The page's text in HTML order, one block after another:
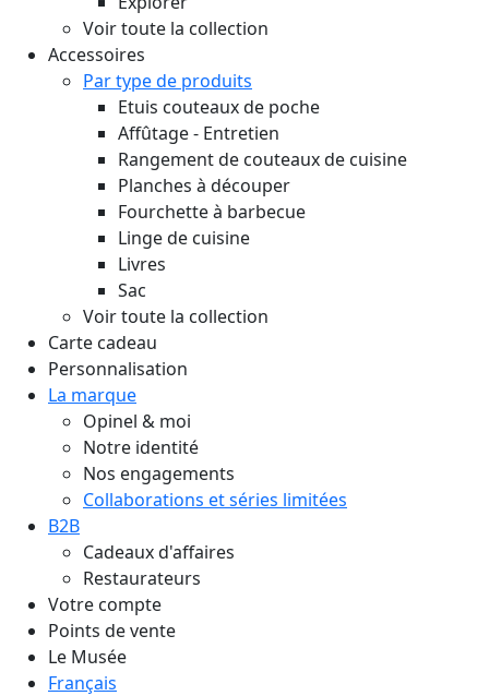
Voir toute la collection
Accessoires
Par type de produits
Etuis couteaux de poche
Affûtage - Entretien
Rangement de couteaux de cuisine
Planches à découper
Fourchette à barbecue
Linge de cuisine
Livres
Sac
Voir toute la collection
Carte cadeau
Personnalisation
La marque
Opinel & moi
Notre identité
Nos engagements
Collaborations et séries limitées
B2B
Cadeaux d'affaires
Restaurateurs
Votre compte
Points de vente
Le Musée
Français